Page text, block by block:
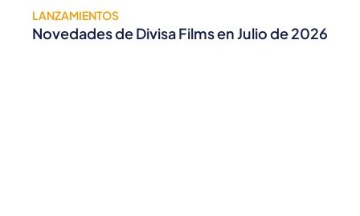
LANZAMIENTOS
Novedades de Divisa Films en Julio de 2026